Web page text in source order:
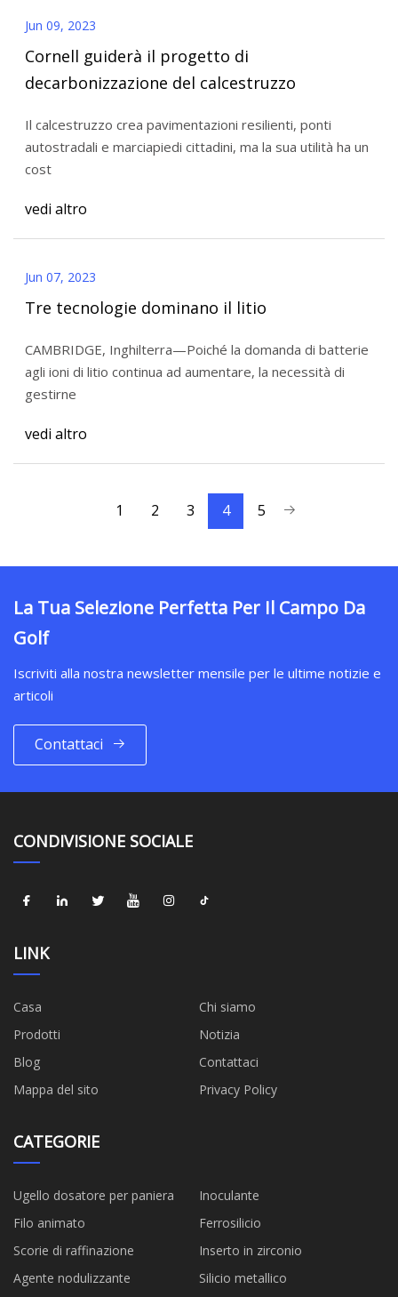
Jun 09, 2023
Cornell guiderà il progetto di
decarbonizzazione del calcestruzzo
Il calcestruzzo crea pavimentazioni resilienti, ponti
autostradali e marciapiedi cittadini, ma la sua utilità ha un
cost
vedi altro
Jun 07, 2023
Tre tecnologie dominano il litio
CAMBRIDGE, Inghilterra—Poiché la domanda di batterie
agli ioni di litio continua ad aumentare, la necessità di
gestirne
vedi altro
1 2 3 4 5
La Tua Selezione Perfetta Per Il Campo Da
Golf
Iscriviti alla nostra newsletter mensile per le ultime notizie e
articoli
Contattaci
CONDIVISIONE SOCIALE
LINK
Casa
Chi siamo
Prodotti
Notizia
Blog
Contattaci
Mappa del sito
Privacy Policy
CATEGORIE
Ugello dosatore per paniera
Inoculante
Filo animato
Ferrosilicio
Scorie di raffinazione
Inserto in zirconio
Agente nodulizzante
Silicio metallico